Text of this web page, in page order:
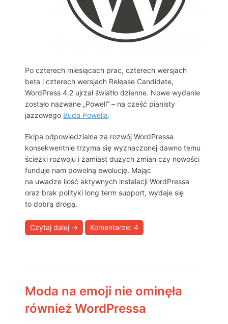
Po czterech miesiącach prac, czterech wersjach
beta i czterech wersjach Release Candidate,
WordPress 4.2 ujrzał światło dzienne. Nowe wydanie
zostało nazwane „Powell” – na cześć pianisty
jazzowego Buda Powella.
Ekipa odpowiedzialna za rozwój WordPressa
konsekwentnie trzyma się wyznaczonej dawno temu
ścieżki rozwoju i zamiast dużych zmian czy nowości
funduje nam powolną ewolucję. Mając
na uwadze ilość aktywnych instalacji WordPressa
oraz brak polityki long term support, wydaje się
to dobrą drogą.
Czytaj dalej → Komentarze: 4
Moda na emoji nie ominęła
również WordPressa